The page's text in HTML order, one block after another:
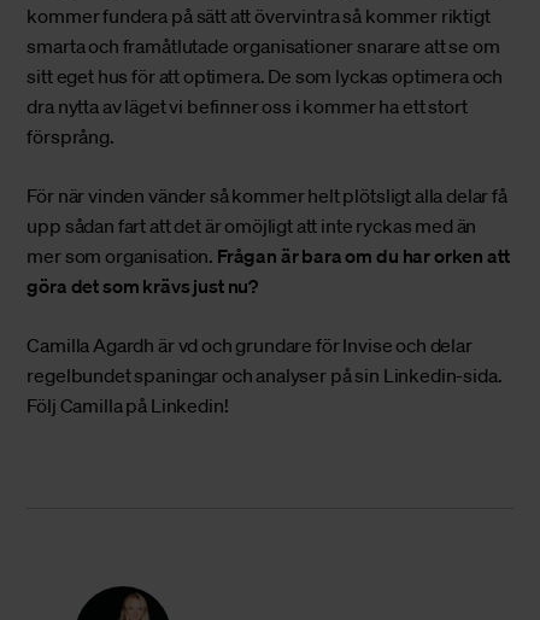
kommer fundera på sätt att övervintra så kommer riktigt
smarta och framåtlutade organisationer snarare att se om
sitt eget hus för att optimera. De som lyckas optimera och
dra nytta av läget vi befinner oss i kommer ha ett stort
försprång.
För när vinden vänder så kommer helt plötsligt alla delar få
upp sådan fart att det är omöjligt att inte ryckas med än
mer som organisation. Frågan är bara om du har orken att
göra det som krävs just nu?
Camilla Agardh är vd och grundare för Invise och delar
regelbundet spaningar och analyser på sin Linkedin-sida.
Följ Camilla på Linkedin!